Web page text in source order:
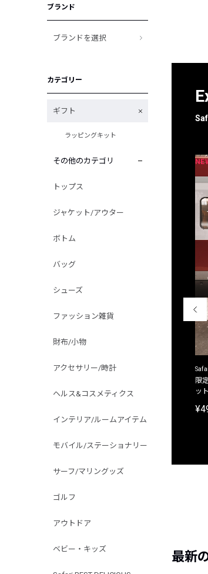
ブランド
ブランドを選択
カテゴリー
ギフト
ラッピングキット
その他のカテゴリ
トップス
ジャケット/アウター
ボトム
バッグ
シューズ
ファッション雑貨
財布/小物
アクセサリー/時計
ヘルス&コスメティクス
インテリア/ルームアイテム
モバイル/ステーショナリー
サーフ/マリングッズ
ゴルフ
アウトドア
ベビー・キッズ
限
ッ
最新